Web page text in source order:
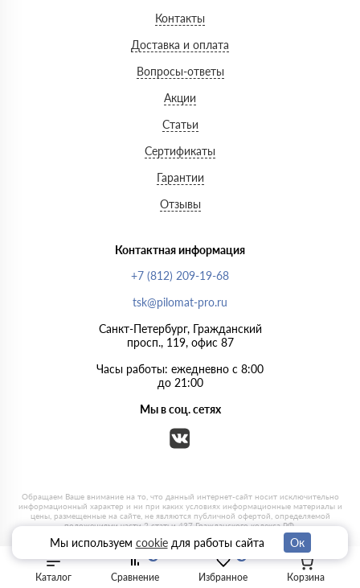
Каталог Избранное
Сравнение Корзина
Контакты
Доставка и оплата
Вопросы-ответы
Акции
Статьи
Сертификаты
Гарантии
Отзывы
Контактная информация
+7 (812) 209-19-68
tsk@pilomat-pro.ru
Санкт-Петербург, Гражданский
просп., 119, офис 87
Часы работы: ежедневно с 8:00
до 21:00
Мы в соц. сетях
Мы используем cookieдля работы сайта Ок